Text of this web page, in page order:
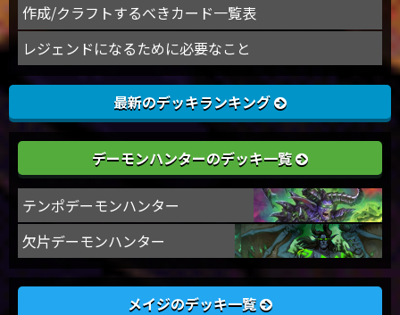
作成/クラフトするべきカード一覧表
レジェンドになるために必要なこと
最新のデッキランキング
デーモンハンターのデッキ一覧
テンポデーモンハンター
欠片デーモンハンター
メイジのデッキ一覧